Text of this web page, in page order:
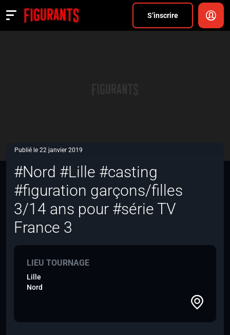
S’inscrire
Actualités
Publié le 22 janvier 2019
#Nord #Lille #casting
#figuration garçons/filles
3/14 ans pour #série TV
France 3
LIEU TOURNAGE
Lille
Nord